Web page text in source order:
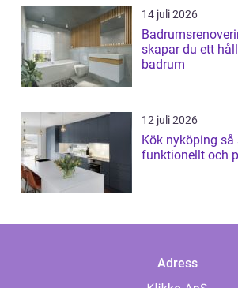
14 juli 2026
skapar du ett
badrum
12 juli 2026
Kök nyköping så skapar du ett
funktionellt och
Adress